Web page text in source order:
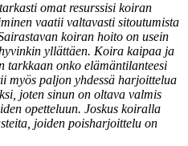
omat resurssisi koiran
vaatii valtavasti sitoutumista
koiran hoito on usein
yllättäen. Koira kaipaa ja
tarkkaan onko elämäntilanteesi
myös paljon yhdessä harjoittelua
joten sinun on oltava valmis
opetteluun. Joskus koiralla
joiden poisharjoittelu on